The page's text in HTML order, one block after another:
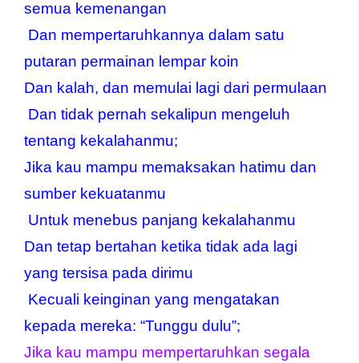
semua kemenangan
putaran permainan lempar koin
Dan kalah, dan memulai lagi dari permulaan
tentang kekalahanmu;
Jika kau mampu memaksakan hatimu dan
sumber kekuatanmu
Untuk menebus panjang kekalahanmu
Dan tetap bertahan ketika tidak ada lagi
yang tersisa pada dirimu
kepada mereka: “Tunggu dulu”;
Jika kau mampu mempertaruhkan segala